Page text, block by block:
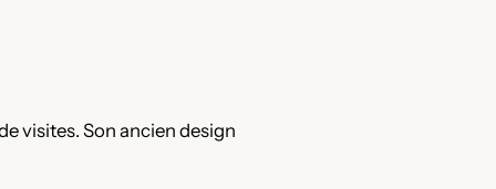
visites. Son ancien design